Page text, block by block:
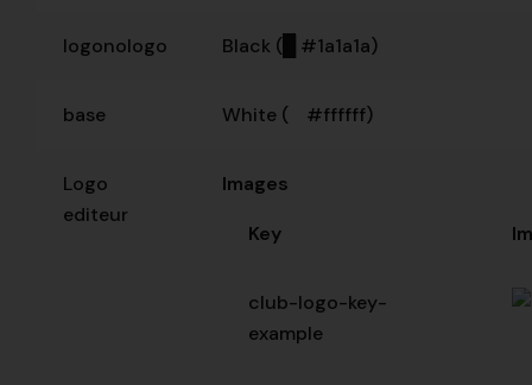
logonologo Black (█ #1a1a1a)
base White (█ #ffffff)
Logo
editeur
Images
Key
club-logo-key-
example